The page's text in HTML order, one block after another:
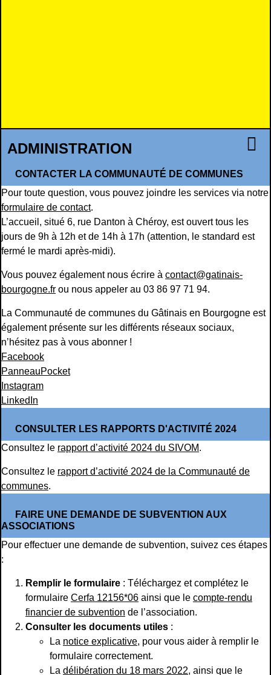
ADMINISTRATION
CONTACTER LA COMMUNAUTÉ DE COMMUNES
Pour toute question, vous pouvez joindre les services via notre
formulaire de contact.
L’accueil, situé 6, rue Danton à Chéroy, est ouvert tous les
jours de 9h à 12h et de 14h à 17h (attention, le standard est
fermé le mardi après-midi).
Vous pouvez également nous écrire à contact@gatinais-
bourgogne.fr ou nous appeler au 03 86 97 71 94.
La Communauté de communes du Gâtinais en Bourgogne est
également présente sur les différents réseaux sociaux,
n’hésitez pas à vous abonner !
Facebook
PanneauPocket
Instagram
LinkedIn
CONSULTER LES RAPPORTS D'ACTIVITÉ 2024
Consultez le rapport d’activité 2024 du SIVOM.
Consultez le rapport d’activité 2024 de la Communauté de
communes.
FAIRE UNE DEMANDE DE SUBVENTION AUX
ASSOCIATIONS
Pour effectuer une demande de subvention, suivez ces étapes
:
Remplir le formulaire : Téléchargez et complétez le
formulaire Cerfa 12156*06 ainsi que le compte-rendu
financier de subvention de l’association.
Consulter les documents utiles :
La notice explicative, pour vous aider à remplir le
formulaire correctement.
La délibération du 18 mars 2022, ainsi que le